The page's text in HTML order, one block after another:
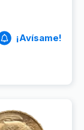
¡Avísame!